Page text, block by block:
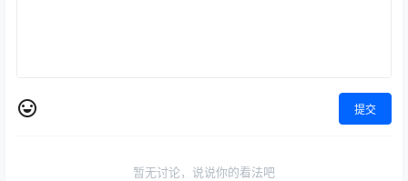
提交
暂无讨论，说说你的看法吧